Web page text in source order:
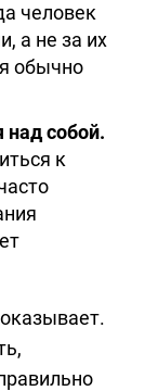
человек
а не за их
обычно
над собой.
к